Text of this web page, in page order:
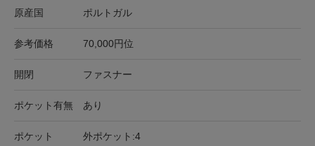
原産国 ポルトガル
参考価格 70,000円位
開閉 ファスナー
ポケット有無 あり
ポケット 外ポケット:4